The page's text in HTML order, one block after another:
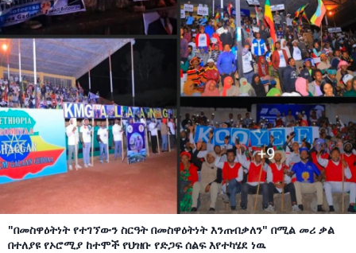
"በመስዋዕትነት የተገኘውን ስርዓት በመስዋዕትነት እንጠብቃለን" በሚል መሪ ቃል
በተለያዩ የኦሮሚያ ከተሞች የህዝቡ የድጋፍ ሰልፍ እየተካሄደ ነዉ